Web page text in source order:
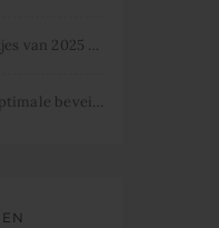
De leukste vriendinnenuitjes van 2025 dit mag je niet missen.
Bearlock voor campers: optimale beveiliging